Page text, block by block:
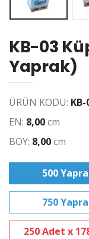
KB-03
Yaprak)
ÜRÜN KODU: KB-
EN: 8,00cm
BOY: 8,00cm
500
750
250 Adet x